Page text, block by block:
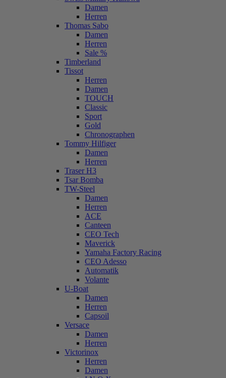
Damen
Herren
Thomas Sabo
Damen
Herren
Sale %
Timberland
Tissot
Herren
Damen
TOUCH
Classic
Sport
Gold
Chronographen
Tommy Hilfiger
Damen
Herren
Traser H3
Tsar Bomba
TW-Steel
Damen
Herren
ACE
Canteen
CEO Tech
Maverick
Yamaha Factory Racing
CEO Adesso
Automatik
Volante
U-Boat
Damen
Herren
Capsoil
Versace
Damen
Herren
Victorinox
Herren
Damen